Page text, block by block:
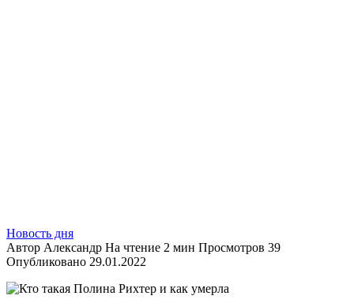
Новость дня
Автор Александр На чтение 2 мин Просмотров 39
Опубликовано 29.01.2022